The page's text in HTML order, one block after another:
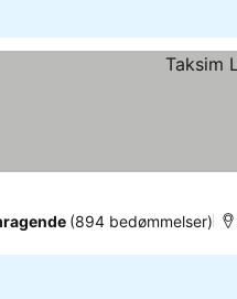
(894 bedømmelser)